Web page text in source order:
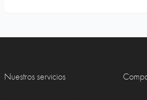
Nuestros servicios